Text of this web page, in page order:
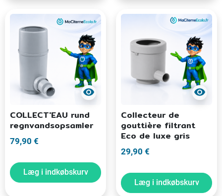
visibility
COLLECT'EAU rund
regnvandsopsamler
79,90 €
Læg i indkøbskurv
visibility
Collecteur de
gouttière filtrant
Eco de luxe gris
29,90 €
Læg i indkøbskurv